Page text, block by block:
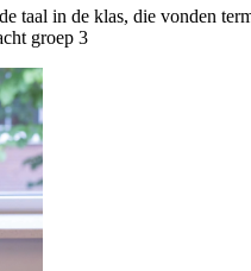
taal in de klas, die vonden
groep 3